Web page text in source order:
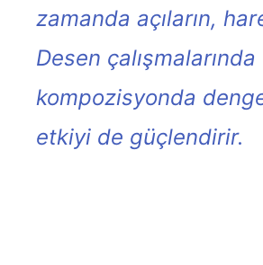
zamanda açıların,
Desen
kompozisyonda
etkiyi de güçlendirir.